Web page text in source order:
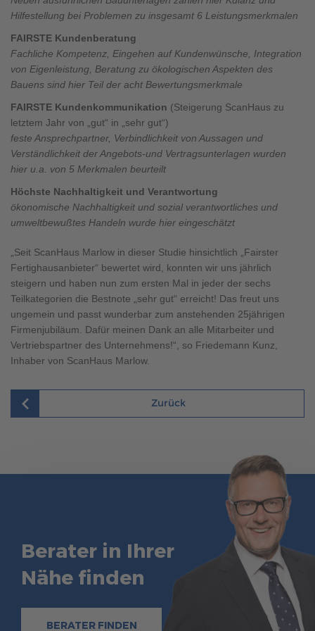
Hilfestellung bei Problemen zu insgesamt 6 Leistungsmerkmalen
FAIRSTE Kundenberatung
Fachliche Kompetenz, Eingehen auf Kundenwünsche, Integration
von Eigenleistung, Beratung zu ökologischen Aspekten des
Bauens sind hier Teil der acht Bewertungsmerkmale
FAIRSTE Kundenkommunikation (Steigerung ScanHaus zu
letztem Jahr von „gut“ in „sehr gut“)
feste Ansprechpartner, Verbindlichkeit von Aussagen und
Verständlichkeit der Angebots-und Vertragsunterlagen wurden
hier u.a. von 5 Merkmalen beurteilt
Höchste Nachhaltigkeit und Verantwortung
ökonomische Nachhaltigkeit und sozial verantwortliches und
umweltbewußtes Handeln wurde hier eingeschätzt
„Seit ScanHaus Marlow in dieser Studie hinsichtlich „Fairster
Fertighausanbieter“ bewertet wird, konnten wir uns jährlich
steigern und haben nun zum ersten Mal in jeder der sechs
Teilkategorien die Bestnote „sehr gut“ erreicht! Das freut uns
ungemein und passt wunderbar zum anstehenden 25jährigen
Firmenjubiläum. Dafür meinen Dank an alle Mitarbeiter und
Vertriebspartner des Unternehmens!“, so Friedemann Kunz,
Inhaber von ScanHaus Marlow.
Zurück
Berater in Ihrer
Nähe finden
BERATER FINDEN